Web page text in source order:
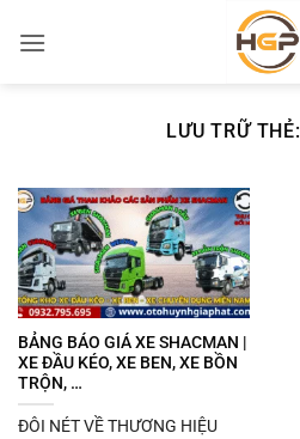
qua
LƯU TRỮ THẺ:
BẢNG BÁO GIÁ XE SHACMAN |
XE ĐẦU KÉO, XE BEN, XE BỒN
TRỘN, …
ĐÔI NÉT VỀ THƯƠNG HIỆU